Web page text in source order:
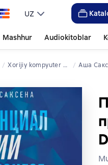
UZ
Mashhur Audiokitoblar
xorijiy kompyuter adabiyoti Аша